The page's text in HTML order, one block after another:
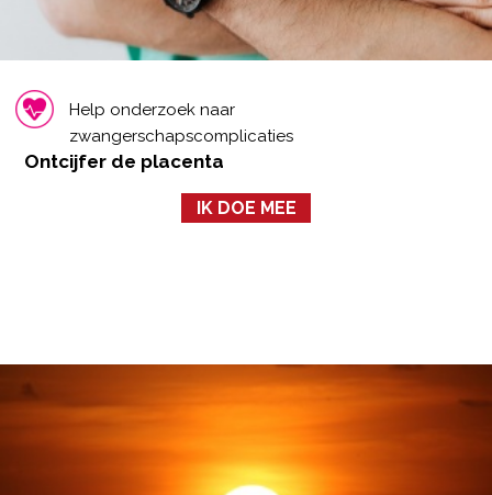
Help onderzoek naar
zwangerschapscomplicaties
Ontcijfer de placenta
IK DOE MEE